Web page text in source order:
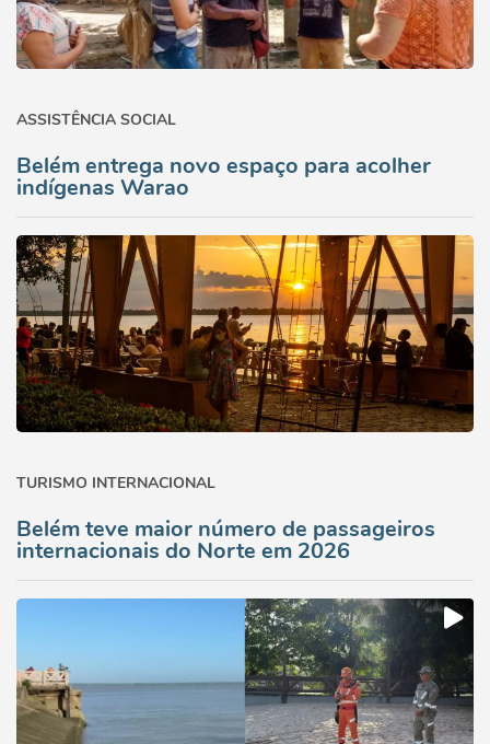
ASSISTÊNCIA SOCIAL
Belém entrega novo espaço para acolher
indígenas Warao
TURISMO INTERNACIONAL
Belém teve maior número de passageiros
internacionais do Norte em 2026